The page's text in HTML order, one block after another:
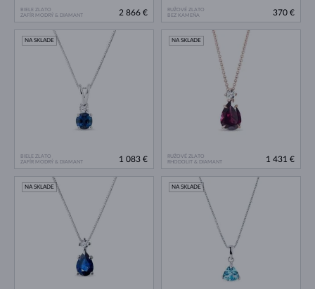
BIELE ZLATO
ZAFÍR MODRÝ & DIAMANT
2 866 €
RUŽOVÉ ZLATO
BEZ KAMEŇA
370 €
BIELE ZLATO
ZAFÍR MODRÝ & DIAMANT
NA SKLADE
1 083 €
RUŽOVÉ ZLATO
RHODOLIT & DIAMANT
NA SKLADE
1 431 €
NA SKLADE NA SKLADE